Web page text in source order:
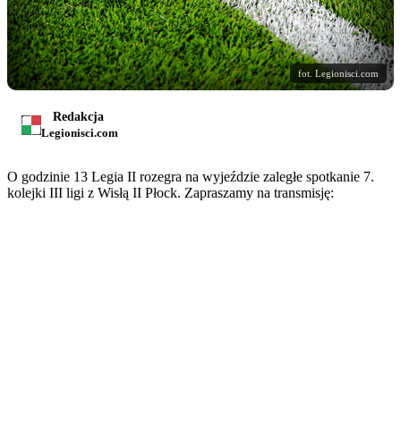
fot. Legionisci.com
Redakcja
Legionisci.com
O godzinie 13 Legia II rozegra na wyjeździe zaległe spotkanie 7.
kolejki III ligi z Wisłą II Płock. Zapraszamy na transmisję: